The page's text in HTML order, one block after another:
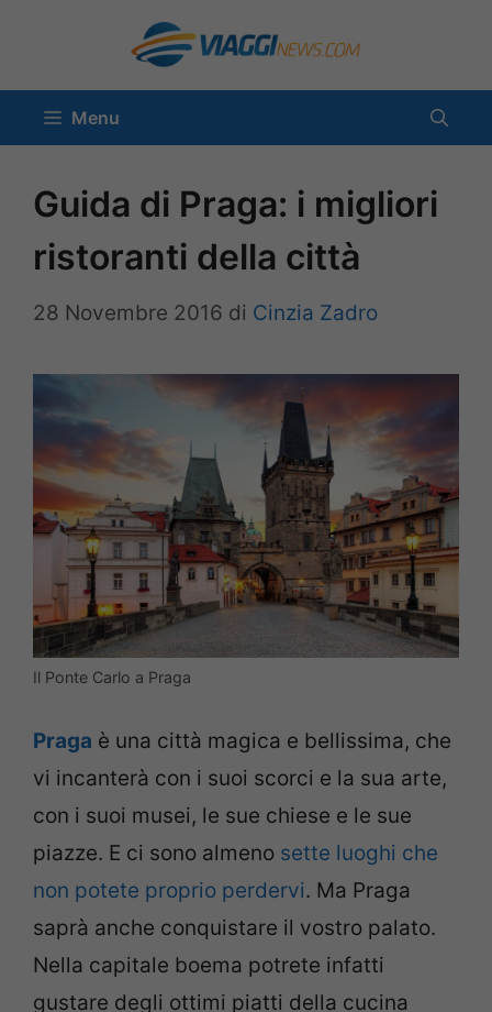
contenuto
Menu
Guida di Praga: i migliori
ristoranti della città
28 Novembre 2016 di Cinzia Zadro
Il Ponte Carlo a Praga
Praga è una città magica e bellissima, che
vi incanterà con i suoi scorci e la sua arte,
con i suoi musei, le sue chiese e le sue
piazze. E ci sono almeno sette luoghi che
non potete proprio perdervi. Ma Praga
saprà anche conquistare il vostro palato.
Nella capitale boema potrete infatti
gustare degli ottimi piatti della cucina